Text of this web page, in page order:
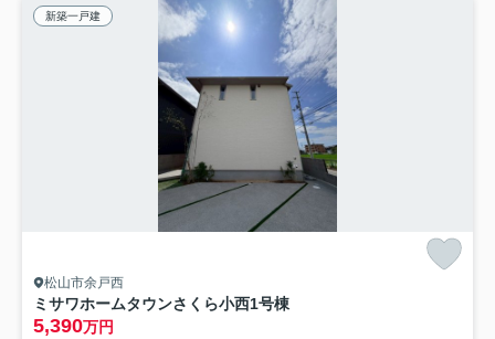
新築一戸建
松山市余戸西
ミサワホームタウンさくら小西1号棟
5,390万円